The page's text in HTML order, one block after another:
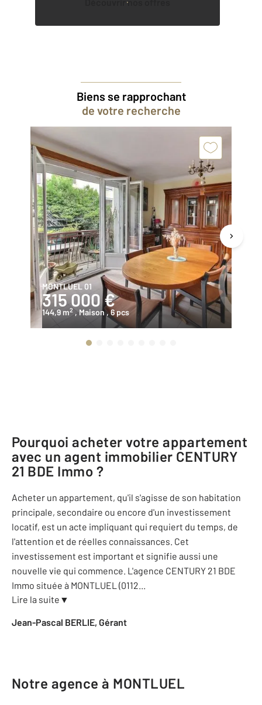
Biens se rapprochant
de votre recherche
MONTLUEL 01
315 000 €
144,9 m2 , Maison , 6 pcs
Pourquoi acheter votre appartement
avec un agent immobilier CENTURY
21 BDE Immo ?
Acheter un appartement, qu'il s'agisse de son habitation
principale, secondaire ou encore d'un investissement
locatif, est un acte impliquant qui requiert du temps, de
l'attention et de réelles connaissances. Cet
investissement est important et signifie aussi une
nouvelle vie qui commence. L'agence CENTURY 21 BDE
Immo située à MONTLUEL (0112...
Lire la suite ▼
Jean-Pascal BERLIE, Gérant
Notre agence à MONTLUEL